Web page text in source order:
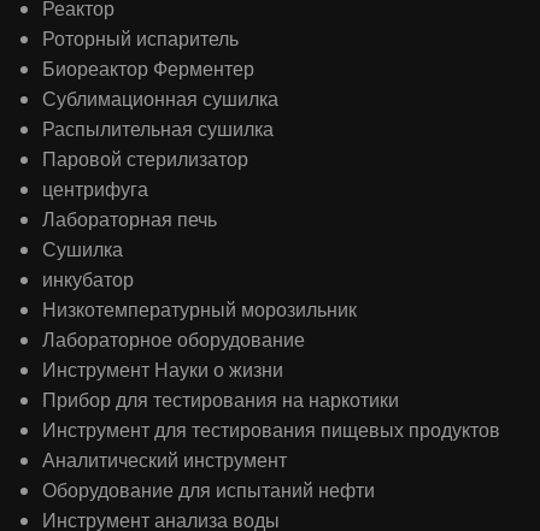
豫ICP备18035501号-1
ТОВАРЫ
Оборудование для экстракции и дистилляции
Реактор
Роторный испаритель
Биореактор Ферментер
Сублимационная сушилка
Распылительная сушилка
Паровой стерилизатор
центрифуга
Лабораторная печь
Сушилка
инкубатор
Низкотемпературный морозильник